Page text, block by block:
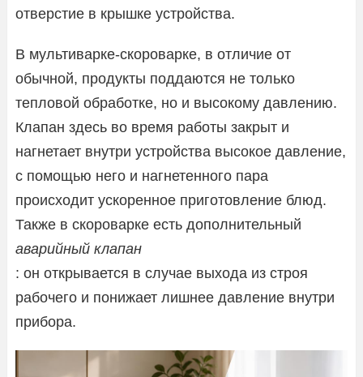
отверстие в крышке устройства.
В мультиварке-скороварке, в отличие от
обычной, продукты поддаются не только
тепловой обработке, но и высокому давлению.
Клапан здесь во время работы закрыт и
нагнетает внутри устройства высокое давление,
с помощью него и нагнетенного пара
происходит ускоренное приготовление блюд.
Также в скороварке есть дополнительный
аварийный клапан
: он открывается в случае выхода из строя
рабочего и понижает лишнее давление внутри
прибора.